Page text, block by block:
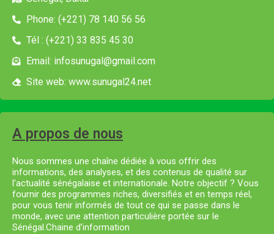
Phone: (+221) 78 140 56 56
Tél : (+221) 33 835 45 30
Email: infosunugal@gmail.com
Site web: www.sunugal24.net
A propos de nous
Nous sommes une chaîne dédiée à vous offrir des
informations, des analyses, et des contenus de qualité sur
l’actualité sénégalaise et internationale. Notre objectif ? Vous
fournir des programmes riches, diversifiés et en temps réel,
pour vous tenir informés de tout ce qui se passe dans le
monde, avec une attention particulière portée sur le
Sénégal.Chaine d’information